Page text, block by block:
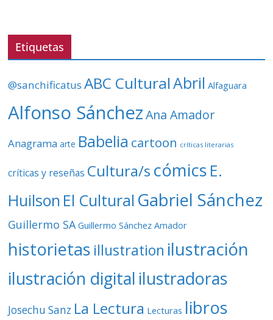
í
e
Etiquetas
@sanchificatus ABC CulturalAbril Alfaguara
Alfonso Sánchez Ana Amador
Anagrama arte Babelia cartoon críticas literarias
críticas y reseñas Cultura/s cómics E.
Huilson El Cultural Gabriel Sánchez
Guillermo SA Guillermo Sánchez Amador
historietas illustration ilustración
ilustración digital ilustradoras
Josechu Sanz La Lectura Lecturas libros